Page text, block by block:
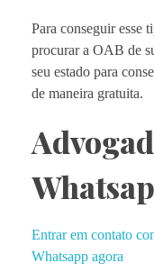
Para conseguir esse
procurar a OAB de
seu estado para
de maneira gratuita.
Entrar em contato
Whatsapp agora